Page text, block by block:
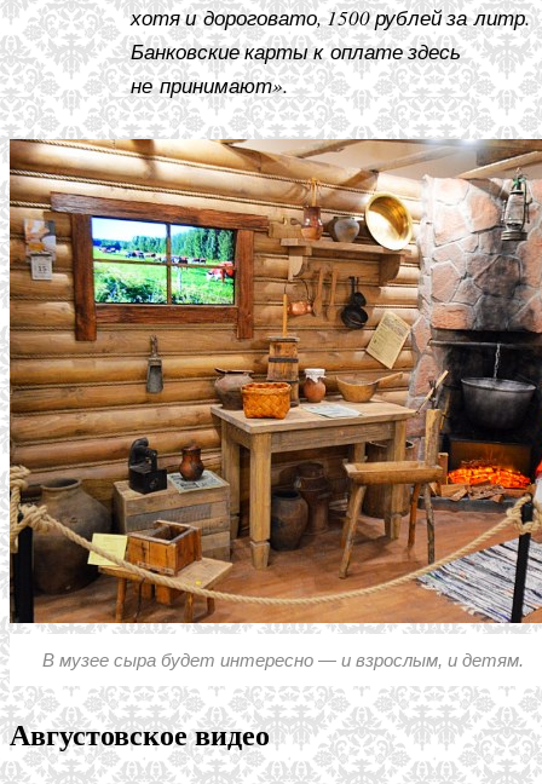
хотя и дороговато, 1500 рублей за литр.
Банковские карты к оплате здесь
не принимают».
В музее сыра будет интересно — и взрослым, и детям.
Августовское видео